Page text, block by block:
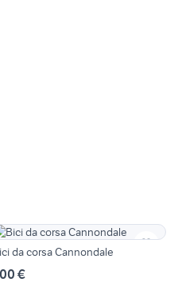
da corsa Cannondale
€